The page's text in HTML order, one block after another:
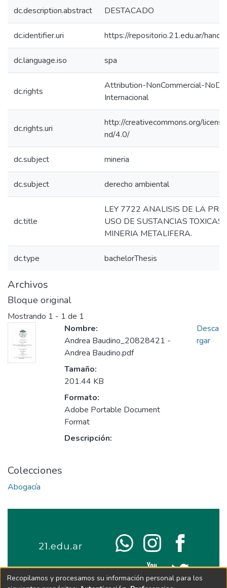
dc.description.abstract DESTACADO
dc.identifier.uri https://repositorio.21.edu.ar/
dc.language.iso spa
dc.rights
Attribution-NonCommercial-
Internacional
dc.rights.uri
http://creativecommons.org/
nd/4.0/
dc.subject mineria
dc.subject derecho ambiental
dc.title
LEY 7722 ANALISIS DE LA
USO DE SUSTANCIAS TOXICAS
MINERIA METALIFERA.
dc.type bachelorThesis
Archivos
Bloque original
Mostrando 1 - 1 de 1
Nombre:
Andrea Baudino_20828421 -
Andrea Baudino.pdf
Tamaño:
201.44 KB
Formato:
Adobe Portable Document
Format
Descripción:
Desca
rgar
Colecciones
Abogacía
Recopilamos y procesamos su información personal para los